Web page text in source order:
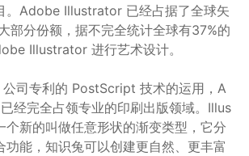
。Adobe Illustrator 已经占据了全球矢
部分份额，据不完全统计全球有37%的
Illustrator 进行艺术设计。
司专利的 PostScript 技术的运用，A
经完全占领专业的印刷出版领域。Illus
新的叫做任意形状的渐变类型，它分
功能，知识兔可以创建更自然、更丰富